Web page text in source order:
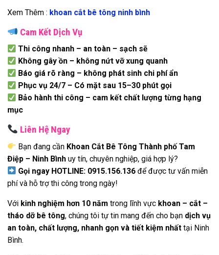
Xem Thêm : khoan cắt bê tông ninh bình
Cam Kết Dịch Vụ
Thi công nhanh – an toàn – sạch sẽ
Không gây ồn – không nứt vỡ xung quanh
Báo giá rõ ràng – không phát sinh chi phí ẩn
Phục vụ 24/7 – Có mặt sau 15–30 phút gọi
Bảo hành thi công – cam kết chất lượng từng hạng
mục
Liên Hệ Ngay
Bạn đang cần Khoan Cắt Bê Tông Thành phố Tam
Điệp – Ninh Bình uy tín, chuyên nghiệp, giá hợp lý?
Gọi ngay HOTLINE: 0915.156.136 để được tư vấn miễn
phí và hỗ trợ thi công trong ngày!
Với kinh nghiệm hơn 10 năm trong lĩnh vực khoan – cắt –
tháo dỡ bê tông, chúng tôi tự tin mang đến cho bạn dịch vụ
an toàn, chất lượng, nhanh gọn và tiết kiệm nhất tại Ninh
Bình.